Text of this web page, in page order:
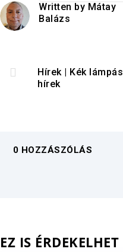
Written by Mátay
Balázs
 Hírek|
Kék lámpás
hírek
0 HOZZÁSZÓLÁS
EZ IS ÉRDEKELHET